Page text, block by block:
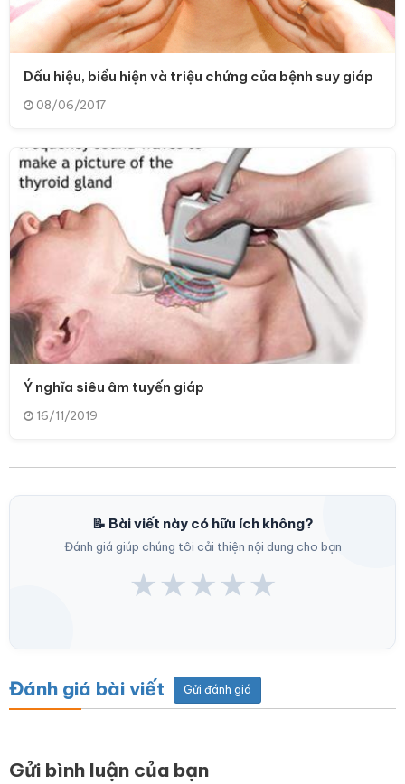
Dấu hiệu, biểu hiện và triệu chứng của bệnh suy giáp
08/06/2017
Ý nghĩa siêu âm tuyến giáp
16/11/2019
📝 Bài viết này có hữu ích không?
Đánh giá giúp chúng tôi cải thiện nội dung cho bạn
★★★★★
Đánh giá bài viết Gửi đánh giá
Gửi bình luận của bạn